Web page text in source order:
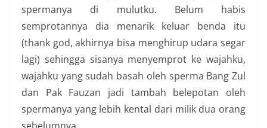
spermanya di mulutku. Belum habis
semprotannya dia menarik keluar benda itu
(thank god, akhirnya bisa menghirup udara segar
lagi) sehingga sisanya menyemprot ke wajahku,
wajahku yang sudah basah oleh sperma Bang Zul
dan Pak Fauzan jadi tambah belepotan oleh
spermanya yang lebih kental dari milik dua orang